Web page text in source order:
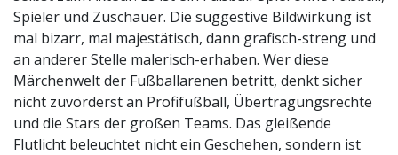
Spieler und Zuschauer. Die suggestive Bildwirkung ist
mal bizarr, mal majestätisch, dann grafisch-streng und
an anderer Stelle malerisch-erhaben. Wer diese
Märchenwelt der Fußballarenen betritt, denkt sicher
nicht zuvörderst an Profifußball, Übertragungsrechte
und die Stars der großen Teams. Das gleißende
Flutlicht beleuchtet nicht ein Geschehen, sondern ist